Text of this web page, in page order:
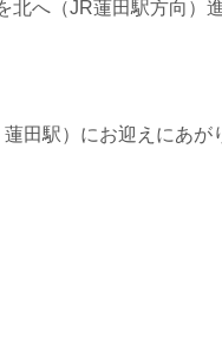
へ（JR蓮田駅方向）
田駅）にお迎えにあが